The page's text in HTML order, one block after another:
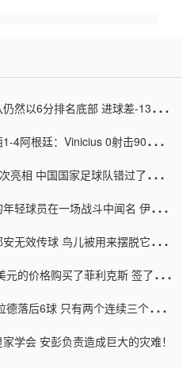
然以6分排名底部 进球差-13令人
4阿根廷：Vinicius 0射击90分钟
亮相 中国国家足球队错过了世界
轻球员在一场战斗中闻名 伊万放
无效传球 鸟儿被用来摆脱它
的价格购买了菲利克斯 签了7年
落后6球 只有两个连续三个连续
学会 安彭负责造成巨大的灾难！